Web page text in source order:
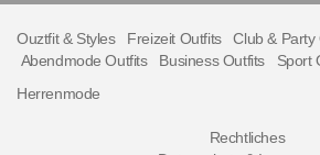
Ouztfit & Styles Freizeit Outfits
Club & Party
Abendmode Outfits
Business Outfits Sport
Herrenmode
Rechtliches